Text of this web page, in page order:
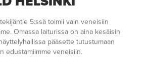
5:ssä toimii vain veneisiin
Omassa laiturissa on aina kesäisin
pääsette tutustumaan
edustamiimme veneisiin.